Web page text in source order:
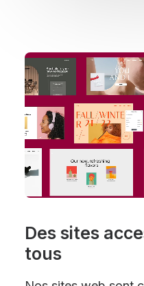
Des sites
tous